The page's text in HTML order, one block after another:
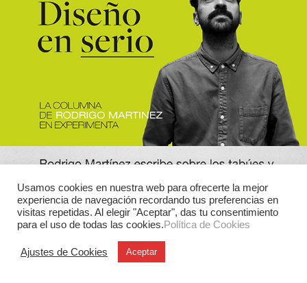
Usamos cookies en nuestra web para ofrecerte la mejor
experiencia de navegación recordando tus preferencias en
visitas repetidas. Al elegir "Aceptar", das tu consentimiento
para el uso de todas las cookies.Política de Cookies
Ajustes de Cookies Aceptar